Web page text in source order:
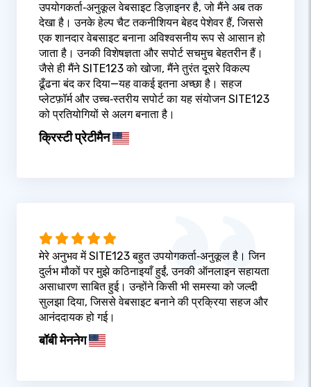
उपयोगकर्ता‑अनुकूल वेबसाइट डिज़ाइनर है, जो मैंने अब तक
देखा है। उनके हेल्प चैट तकनीशियन बेहद पेशेवर हैं, जिससे
एक शानदार वेबसाइट बनाना अविश्वसनीय रूप से आसान हो
जाता है। उनकी विशेषज्ञता और सपोर्ट सचमुच बेहतरीन हैं।
जैसे ही मैंने SITE123 को खोजा, मैंने तुरंत दूसरे विकल्प
ढूँढना बंद कर दिया—यह वाकई इतना अच्छा है। सहज
प्लेटफ़ॉर्म और उच्च‑स्तरीय सपोर्ट का यह संयोजन SITE123
को प्रतियोगियों से अलग बनाता है।
क्रिस्टी प्रेटीमैन
मेरे अनुभव में SITE123 बहुत उपयोगकर्ता‑अनुकूल है। जिन
दुर्लभ मौकों पर मुझे कठिनाइयाँ हुईं, उनकी ऑनलाइन सहायता
असाधारण साबित हुई। उन्होंने किसी भी समस्या को जल्दी
सुलझा दिया, जिससे वेबसाइट बनाने की प्रक्रिया सहज और
आनंददायक हो गई।
बॉबी मेननेग